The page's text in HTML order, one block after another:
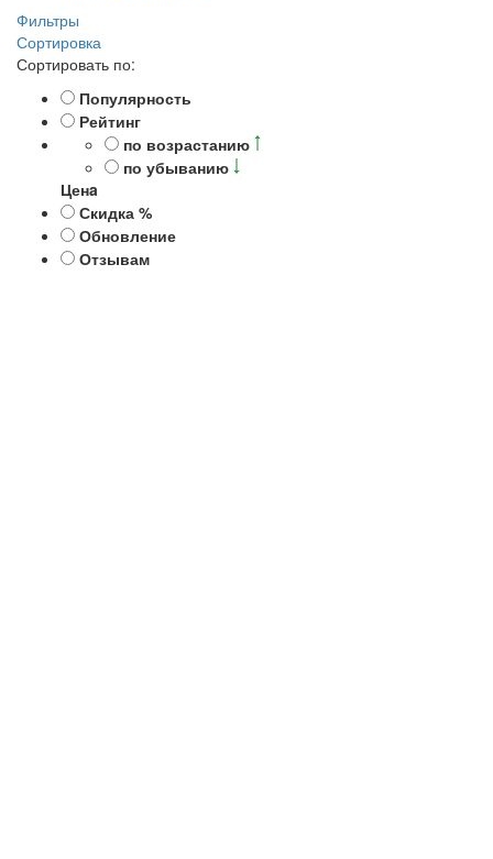
Фильтры
Сортировка
Сортировать по:
Популярность
Рейтинг
по возрастанию
по убыванию
Ценa
Скидка %
Обновление
Отзывам